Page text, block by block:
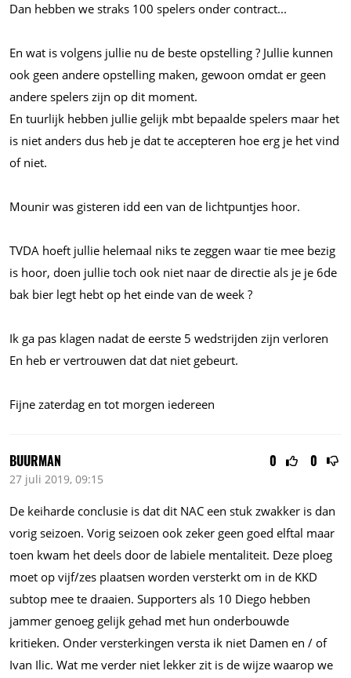
Dan hebben we straks 100 spelers onder contract...
En wat is volgens jullie nu de beste opstelling ? Jullie kunnen
ook geen andere opstelling maken, gewoon omdat er geen
andere spelers zijn op dit moment.
En tuurlijk hebben jullie gelijk mbt bepaalde spelers maar het
is niet anders dus heb je dat te accepteren hoe erg je het vind
of niet.
Mounir was gisteren idd een van de lichtpuntjes hoor.
TVDA hoeft jullie helemaal niks te zeggen waar tie mee bezig
is hoor, doen jullie toch ook niet naar de directie als je je 6de
bak bier legt hebt op het einde van de week ?
Ik ga pas klagen nadat de eerste 5 wedstrijden zijn verloren
En heb er vertrouwen dat dat niet gebeurt.
Fijne zaterdag en tot morgen iedereen
0 0
BUURMAN
27 juli 2019, 09:15
De keiharde conclusie is dat dit NAC een stuk zwakker is dan
vorig seizoen. Vorig seizoen ook zeker geen goed elftal maar
toen kwam het deels door de labiele mentaliteit. Deze ploeg
moet op vijf/zes plaatsen worden versterkt om in de KKD
subtop mee te draaien. Supporters als 10 Diego hebben
jammer genoeg gelijk gehad met hun onderbouwde
kritieken. Onder versterkingen versta ik niet Damen en / of
Ivan Ilic. Wat me verder niet lekker zit is de wijze waarop we